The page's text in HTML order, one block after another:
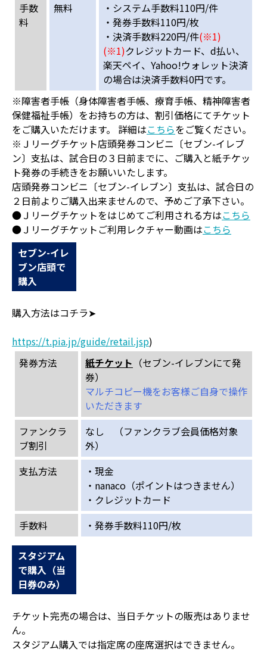
手数
料
無料
・システム手数料110円/件
・発券手数料110円/枚
・決済手数料220円/件(※1)
(※1)クレジットカード、d払い、
楽天ペイ、Yahoo!ウォレット決済
の場合は決済手数料0円です。
※障害者手帳（身体障害者手帳、療育手帳、精神障害者
保健福祉手帳）をお持ちの方は、割引価格にてチケット
をご購入いただけます。 詳細はこちらをご覧ください。
※Ｊリーグチケット店頭発券コンビニ〔セブン-イレブ
ン〕支払は、試合日の３日前までに、ご購入と紙チケッ
ト発券の手続きをお願いいたします。
店頭発券コンビニ〔セブン-イレブン〕支払は、試合日の
２日前よりご購入出来ませんので、予めご了承下さい。
●Ｊリーグチケットをはじめてご利用される方はこちら
●Ｊリーグチケットご利用レクチャー動画はこちら
セブン-イレ
ブン店頭で
購入
購入方法はコチラ➤
https://t.pia.jp/guide/retail.jsp)
発券方法
紙チケット （セブン-イレブンにて発
券）
マルチコピー機をお客様ご自身で操作
いただきます
ファンクラ
ブ割引
なし （ファンクラブ会員価格対象
外）
支払方法
・現金
・nanaco（ポイントはつきません）
・クレジットカード
手数料
・発券手数料110円/枚
スタジアム
で購入（当
日券のみ）
チケット完売の場合は、当日チケットの販売はありませ
ん。
スタジアム購入では指定席の座席選択はできません。